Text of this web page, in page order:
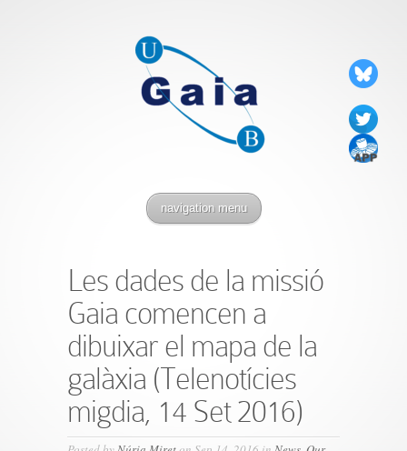
navigation menu
Les dades de la missió
Gaia comencen a
dibuixar el mapa de la
galàxia (Telenotícies
migdia, 14 Set 2016)